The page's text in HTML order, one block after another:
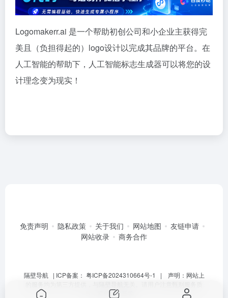
Logomakerr.ai 是一个帮助初创公司和小企业主获得完
美且（负担得起的）logo设计以完成其品牌的平台。在
人工智能的帮助下，人工智能标志生成器可以将您的设
计理念变为现实！
免责声明 隐私政策 关于我们 网站地图
友链申请
网站收录
商务合作
隔壁导航| ICP备案： 粤ICP备2024310664号-1 | 声明：网站上
量，避免上当受骗。